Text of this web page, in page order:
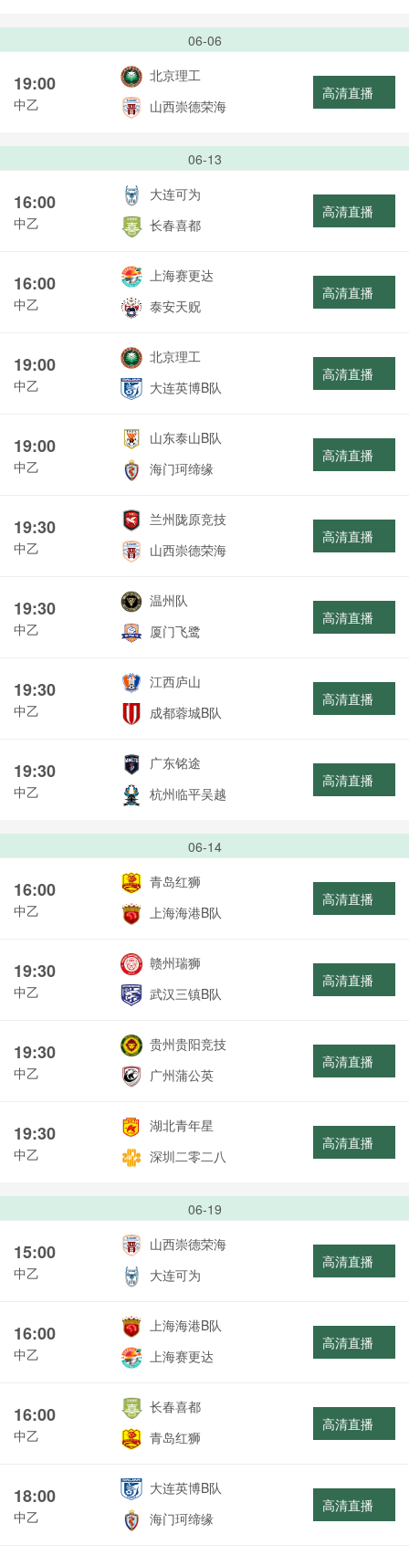
06-06
19:00
中乙
北京理工
山西崇德荣海
高清直播
06-13
16:00
中乙
大连可为
长春喜都
高清直播
16:00
中乙
上海赛更达
泰安天贶
高清直播
19:00
中乙
北京理工
大连英博B队
高清直播
19:00
中乙
山东泰山B队
海门珂缔缘
高清直播
19:30
中乙
兰州陇原竞技
山西崇德荣海
高清直播
19:30
中乙
温州队
厦门飞鹭
高清直播
19:30
中乙
江西庐山
成都蓉城B队
高清直播
19:30
中乙
广东铭途
杭州临平吴越
高清直播
06-14
16:00
中乙
青岛红狮
上海海港B队
高清直播
19:30
中乙
赣州瑞狮
武汉三镇B队
高清直播
19:30
中乙
贵州贵阳竞技
广州蒲公英
高清直播
19:30
中乙
湖北青年星
深圳二零二八
高清直播
06-19
15:00
中乙
山西崇德荣海
大连可为
高清直播
16:00
中乙
上海海港B队
上海赛更达
高清直播
16:00
中乙
长春喜都
青岛红狮
高清直播
18:00
中乙
大连英博B队
海门珂缔缘
高清直播